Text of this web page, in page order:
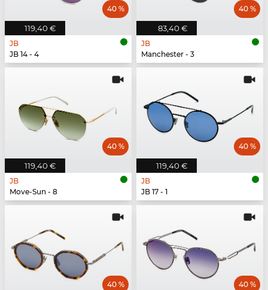
119,40 €
40 %
JB
JB 14 - 4
83,40 €
40 %
JB
Manchester - 3
119,40 €
40 %
JB
Move-Sun - 8
119,40 €
40 %
JB
JB 17 - 1
40 % 40 %